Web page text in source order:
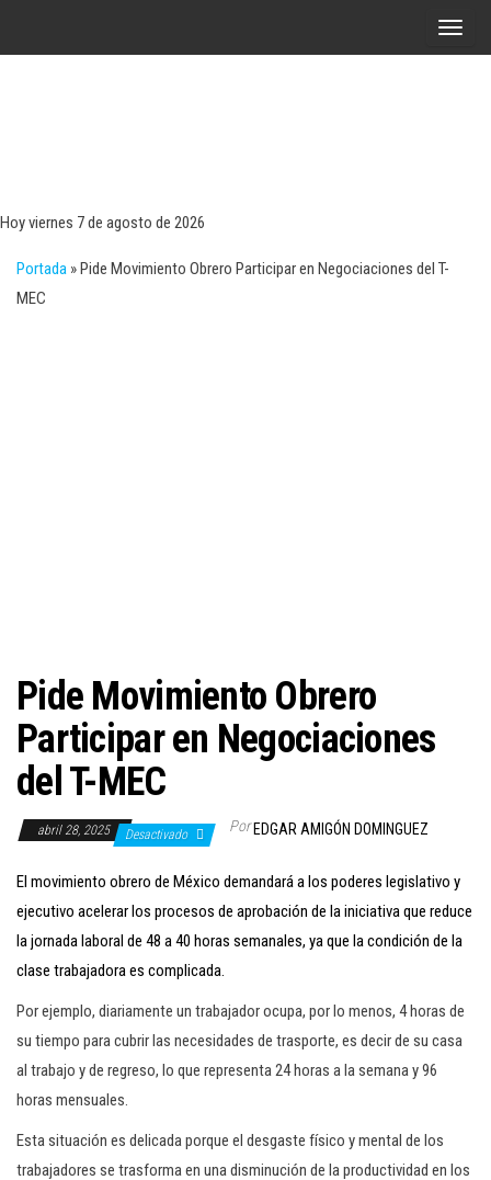
A
Hoy viernes 7 de agosto de 2026
Portada »Pide Movimiento Obrero Participar en Negociaciones del T-
MEC
Pide Movimiento Obrero
Participar en Negociaciones
del T-MEC
abril 28, 2025 Desactivado Por EDGAR AMIGÓN DOMINGUEZ
El movimiento obrero de México demandará a los poderes legislativo y
ejecutivo acelerar los procesos de aprobación de la iniciativa que reduce
la jornada laboral de 48 a 40 horas semanales, ya que la condición de la
clase trabajadora es complicada.
Por ejemplo, diariamente un trabajador ocupa, por lo menos, 4 horas de
su tiempo para cubrir las necesidades de trasporte, es decir de su casa
al trabajo y de regreso, lo que representa 24 horas a la semana y 96
horas mensuales.
Esta situación es delicada porque el desgaste físico y mental de los
trabajadores se trasforma en una disminución de la productividad en los